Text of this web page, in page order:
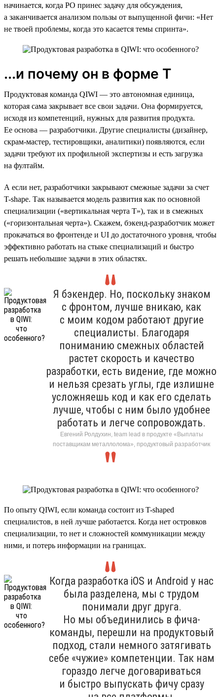
начинается, когда PO принес задачу для обсуждения,
а заканчивается анализом пользы от выпущенной фичи: «Нет
не твоей проблемы, когда это касается темы спринта».
...и почему он в форме Т
Продуктовая команда QIWI — это автономная единица,
которая сама закрывает все свои задачи. Она формируется,
исходя из компетенций, нужных для развития продукта.
Ее основа — разработчики. Другие специалисты (дизайнер,
скрам-мастер, тестировщики, аналитики) появляются, если
задачи требуют их профильной экспертизы и есть загрузка
на фултайм.
А если нет, разработчики закрывают смежные задачи за счет
T-shape. Так называется модель развития как по основной
специализации («вертикальная черта Т»), так и в смежных
(«горизонтальная черта»). Скажем, бэкенд-разработчик может
прокачаться во фронтенде и UI до достаточного уровня, чтобы
эффективно работать на стыке специализаций и быстро
решать небольшие задачи в этих областях.
Я бэкендер. Но, поскольку знаком
с фронтом, лучше вникаю, как
с моим кодом работают другие
специалисты. Благодаря
пониманию смежных областей
растет скорость и качество
разработки, есть видение, где можно
и нельзя срезать углы, где излишне
усложняешь код и как его сделать
лучше, чтобы с ним было удобнее
работать и легче сопровождать.
Евгений Ролдухин, team lead в продукте «Выплаты
поставщикам металлолома», продуктовый разработчик
По опыту QIWI, если команда состоит из T-shaped
специалистов, в ней лучше работается. Когда нет островков
специализации, то нет и сложностей коммуникации между
ними, и потерь информации на границах.
Когда разработка iOS и Android у нас
была разделена, мы с трудом
понимали друг друга.
Но мы объединились в фича-
команды, перешли на продуктовый
подход, стали немного затягивать
себе «чужие» компетенции. Так нам
гораздо легче договариваться
и быстро выпускать фичу сразу